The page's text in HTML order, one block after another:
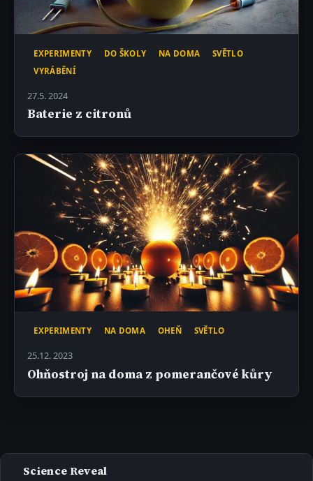
EXPERIMENTY DO ŠKOLY NA DOMA
SVĚTLO
VYRÁBĚNÍ
27.5. 2024
Baterie z citronů
EXPERIMENTY NA DOMA OHEŇ SVĚTLO
25.12. 2023
Ohňostroj na doma z pomerančové kůry
Science Reveal